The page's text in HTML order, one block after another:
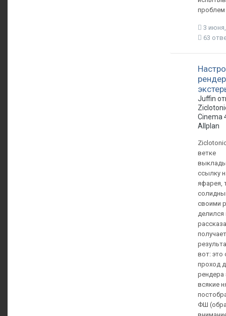
проблем
3
63
Juffin
Cinema
Allplan
ветке
ссылку
яфарея,
своими
делился
получает
вот: это
проход
рендера
всякие
ФШ